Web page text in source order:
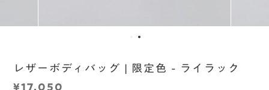
レザーボディバッグ | 限定色 - ライラック
¥17,050